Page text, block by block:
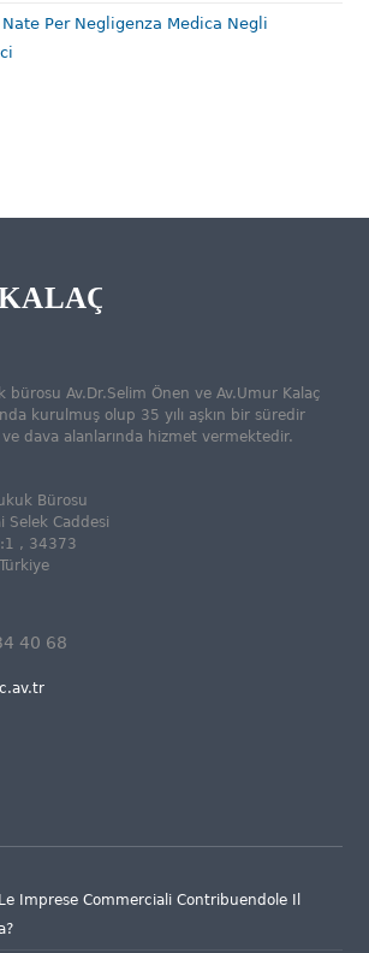
Per Negligenza Medica Negli
bürosu Av.Dr.Selim Önen ve Av.Umur Kalaç
kurulmuş olup 35 yılı aşkın bir süredir
ve dava alanlarında hizmet vermektedir.
Bürosu
Selek Caddesi
, 34373
40 68
Imprese Commerciali Contribuendole Il